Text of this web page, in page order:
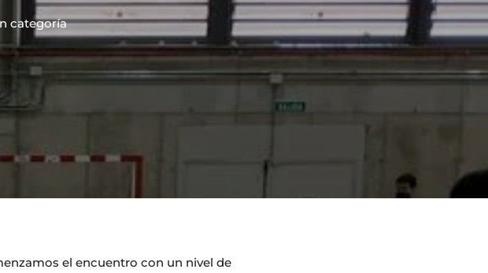
categoría
el encuentro con un nivel de